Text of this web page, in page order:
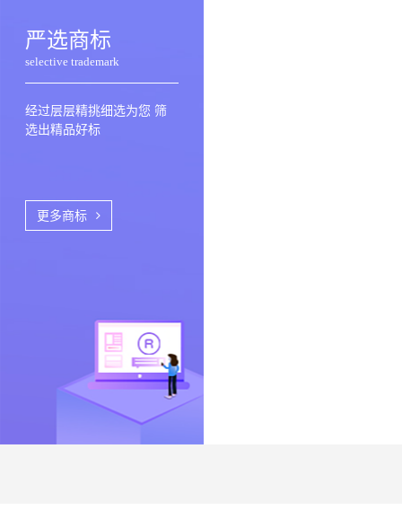
严选商标
selective trademark
经过层层精挑细选为您 筛
选出精品好标
更多商标